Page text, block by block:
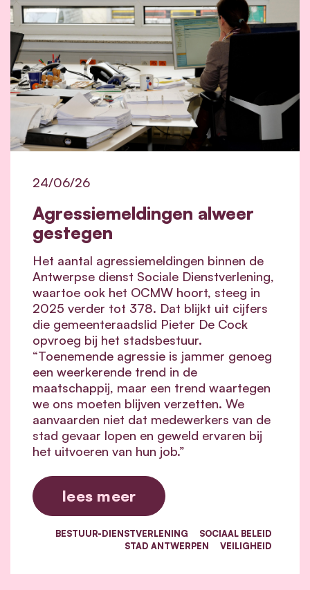
Agressiemeldingen alweer
gestegen
24/06/26
Het aantal agressiemeldingen binnen de
Antwerpse dienst Sociale Dienstverlening,
waartoe ook het OCMW hoort, steeg in
2025 verder tot 378. Dat blijkt uit cijfers
die gemeenteraadslid Pieter De Cock
opvroeg bij het stadsbestuur.
“Toenemende agressie is jammer genoeg
een weerkerende trend in de
maatschappij, maar een trend waartegen
we ons moeten blijven verzetten. We
aanvaarden niet dat medewerkers van de
stad gevaar lopen en geweld ervaren bij
het uitvoeren van hun job.”
lees meer
BESTUUR-DIENSTVERLENING
SOCIAAL BELEID
STAD ANTWERPEN
VEILIGHEID